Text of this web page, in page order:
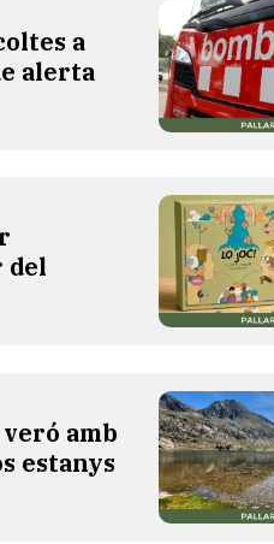
a
alerta
del
amb
estanys